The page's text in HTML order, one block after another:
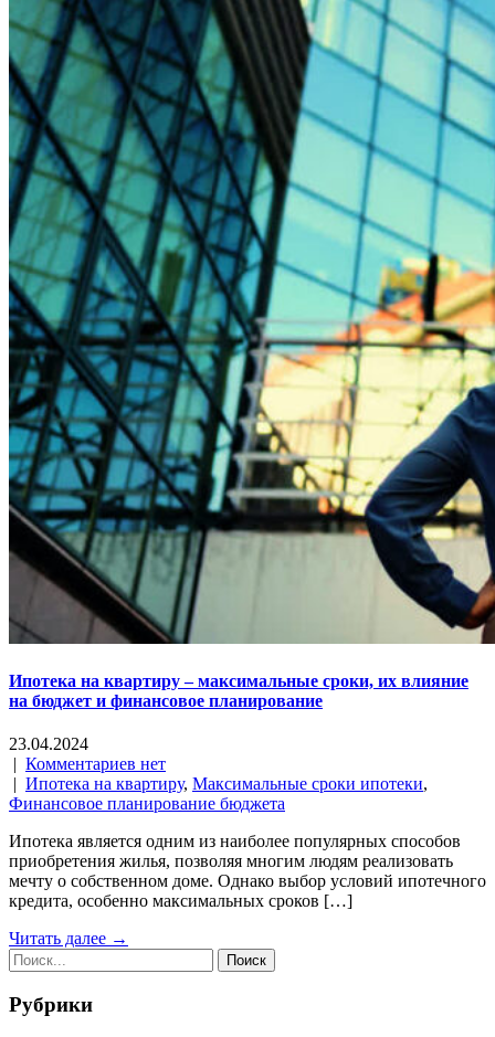
Ипотека на квартиру – максимальные сроки, их влияние
на бюджет и финансовое планирование
23.04.2024
| Комментариев нет
| Ипотека на квартиру, Максимальные сроки ипотеки,
Финансовое планирование бюджета
Ипотека является одним из наиболее популярных способов
приобретения жилья, позволяя многим людям реализовать
мечту о собственном доме. Однако выбор условий ипотечного
кредита, особенно максимальных сроков […]
Читать далее →
Рубрики